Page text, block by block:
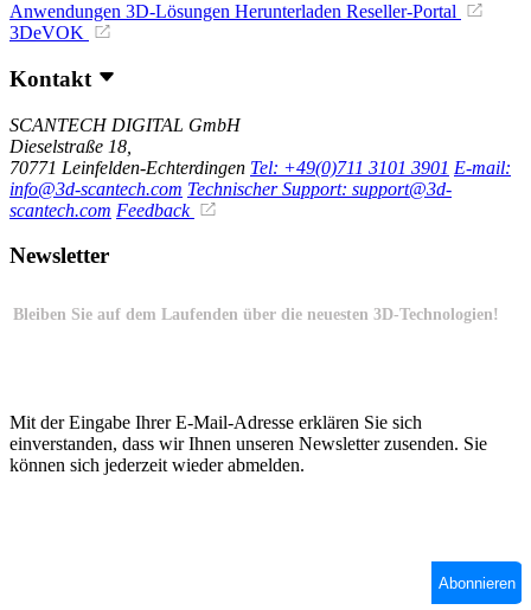
Anwendungen 3D-Lösungen Herunterladen Reseller-Portal
3DeVOK
Kontakt
SCANTECH DIGITAL GmbH
Dieselstraße 18,
70771 Leinfelden-Echterdingen Tel: +49(0)711 3101 3901 E-mail:
info@3d-scantech.com Technischer Support: support@3d-
scantech.com Feedback
Newsletter